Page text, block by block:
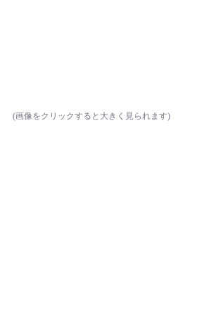
(画像をクリックすると大きく見られます)